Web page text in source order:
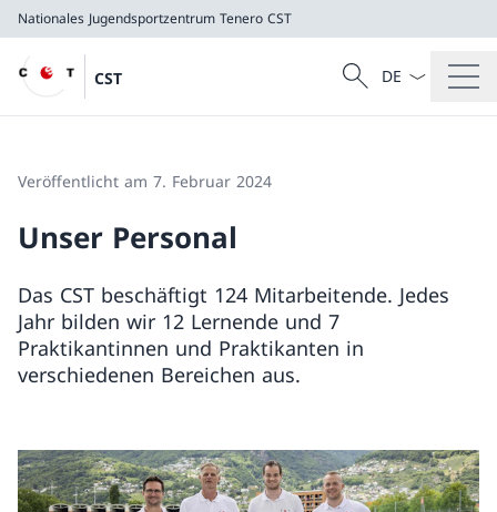
Nationales Jugendsportzentrum Tenero CST
CST
CST
Suche
Suche
Sprach
Veröffentlicht am 7. Februar 2024
Unser Personal
Das CST beschäftigt 124 Mitarbeitende. Jedes
Jahr bilden wir 12 Lernende und 7
Praktikantinnen und Praktikanten in
verschiedenen Bereichen aus.